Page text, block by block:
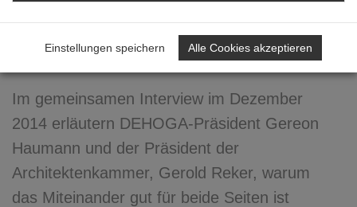
Tourismus + Architektur - Ein
neues Erfolgspaar
Im gemeinsamen Interview im Dezember
2014 erläutern DEHOGA-Präsident Gereon
Haumann und der Präsident der
Architektenkammer, Gerold Reker, warum
das Miteinander gut für beide Seiten ist
Einstellungen speichern Alle Cookies akzeptieren